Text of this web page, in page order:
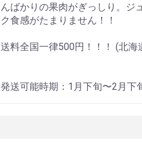
んばかりの果肉がぎっしり。ジ
ク食感がたまりません！！
送料全国一律500円！！！ (北海
発送可能時期：1月下旬〜2月下